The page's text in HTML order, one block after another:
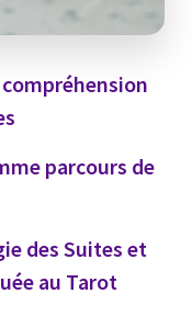
parcours de
des Suites et
au Tarot